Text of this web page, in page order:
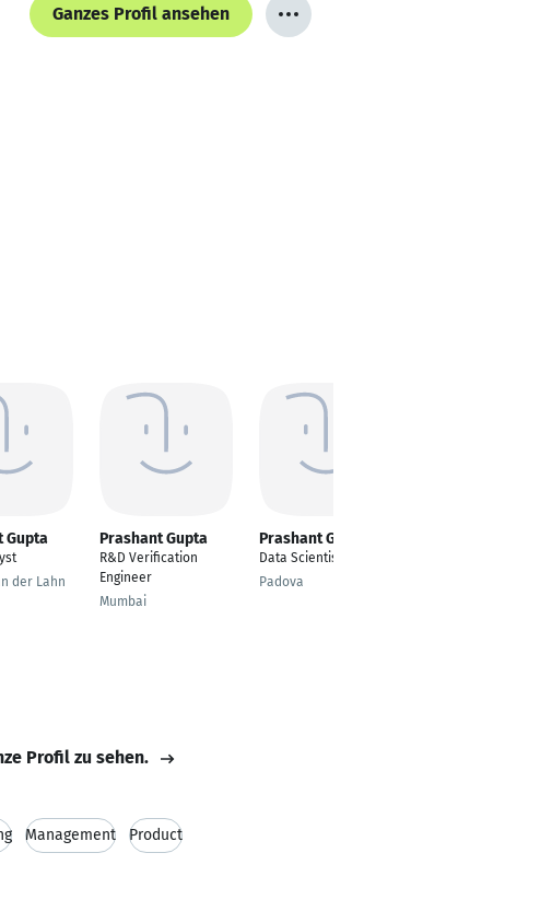
Ganzes Profil ansehen
Gupta
der Lahn
Prashant Gupta
R&D Verification
Engineer
Mumbai
Prashant Gupta
Data Scientist
Padova
Profil zu sehen.
Management Product